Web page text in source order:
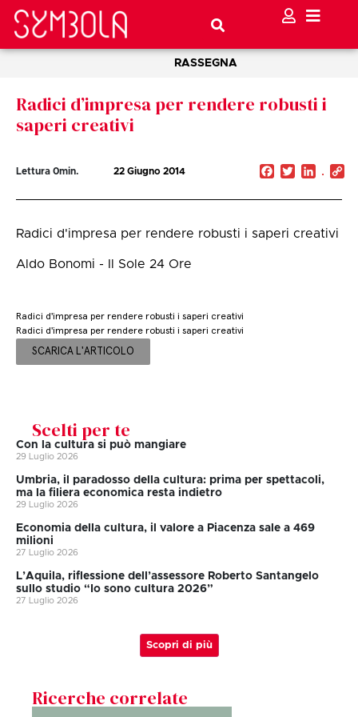
RASSEGNA
Radici d’impresa per rendere robusti i
saperi creativi
Lettura 0min. 22 Giugno 2014 Facebook
Twitter
Radici d'impresa per rendere robusti i saperi creativi
Aldo Bonomi - Il Sole 24 Ore
Radici d'impresa per rendere robusti i saperi creativi
Radici d'impresa per rendere robusti i saperi creativi
SCARICA L'ARTICOLO
Scelti per te
Con la cultura si può mangiare
29 Luglio 2026
Umbria, il paradosso della cultura: prima per spettacoli,
ma la filiera economica resta indietro
29 Luglio 2026
Economia della cultura, il valore a Piacenza sale a 469
milioni
27 Luglio 2026
L’Aquila, riflessione dell’assessore Roberto Santangelo
sullo studio “Io sono cultura 2026”
27 Luglio 2026
Scopri di più
Ricerche correlate